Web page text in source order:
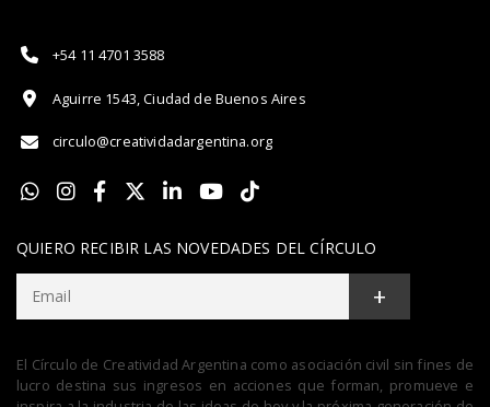
+54 11 4701 3588
Aguirre 1543, Ciudad de Buenos Aires
circulo@creatividadargentina.org
QUIERO RECIBIR LAS NOVEDADES DEL CÍRCULO
+
El Círculo de Creatividad Argentina como asociación civil sin fines de
lucro destina sus ingresos en acciones que forman, promueve e